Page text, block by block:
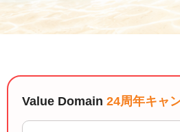
Value Domain Oneアカ
以下でも登録
Google
Value Domain 24周年キャ